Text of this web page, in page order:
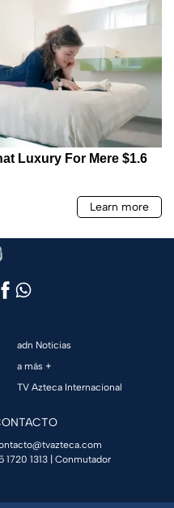
adn Noticias
a más +
TV Azteca Internacional
1720 1313 | Conmutador